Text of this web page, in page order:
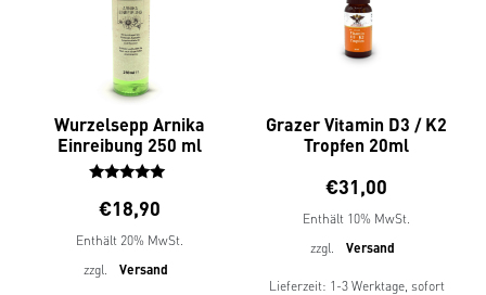
Wurzelsepp Arnika
Einreibung 250 ml
Bewertet
mit
5.00
von 5
€18,90
Enthält 20% MwSt.
zzgl.
Versand
Grazer Vitamin D3 / K2
Tropfen 20ml
€31,00
Enthält 10% MwSt.
zzgl.
Versand
Lieferzeit: 1-3 Werktage, sofort